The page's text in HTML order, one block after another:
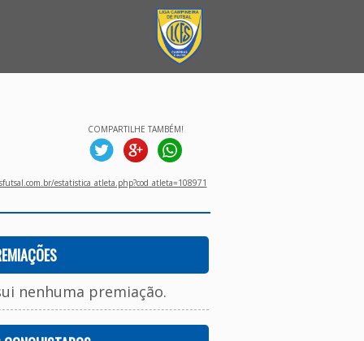
COMPARTILHE TAMBÉM!
estatistica_atleta.php?cod_atleta=108971
nenhuma premiação.